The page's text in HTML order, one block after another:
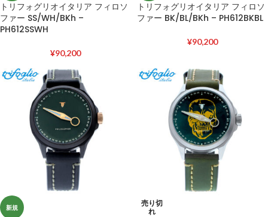
トリフォグリオイタリア フィロソ
ファー SS/WH/BKh –
PH612SSWH
¥90,200
トリフォグリオイタリア フィロソ
ファー BK/BL/BKh – PH612BKBL
¥90,200
新規
売り切
れ